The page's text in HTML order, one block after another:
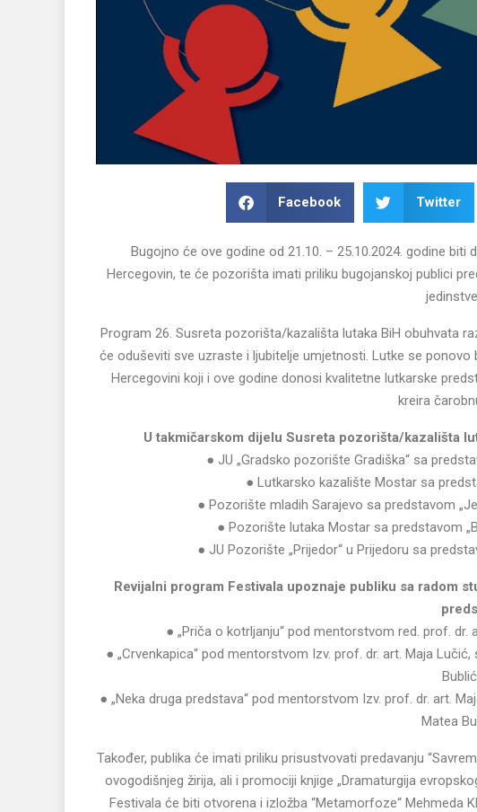
Facebook Twitter
Bugojno će ove godine od 21.10. – 25.10.2024. godine
Hercegovin, te će pozorišta imati priliku bugojanskoj publici
Program 26. Susreta pozorišta/kazališta lutaka BiH obuhvata
će oduševiti sve uzraste i ljubitelje umjetnosti. Lutke se
Hercegovini koji i ove godine donosi kvalitetne lutkarske
kreira
U takmičarskom dijelu Susreta pozorišta/kazališta
● JU „Gradsko pozorište Gradiška“ sa
● Lutkarsko kazalište Mostar sa
● Pozorište mladih Sarajevo sa predstavom
● Pozorište lutaka Mostar sa predstavom
● JU Pozorište „Prijedor“ u Prijedoru sa
Revijalni program Festivala upoznaje publiku sa radom
● „Priča o kotrljanju“ pod mentorstvom red. prof. dr.
● „Crvenkapica“ pod mentorstvom Izv. prof. dr. art. Maja
● „Neka druga predstava“ pod mentorstvom Izv. prof. dr. art.
Matea
Također, publika će imati priliku prisustvovati predavanju
ovogodišnjeg žirija, ali i promociji knjige „Dramaturgija
Festivala će biti otvorena i izložba “Metamorfoze“ Mehmeda